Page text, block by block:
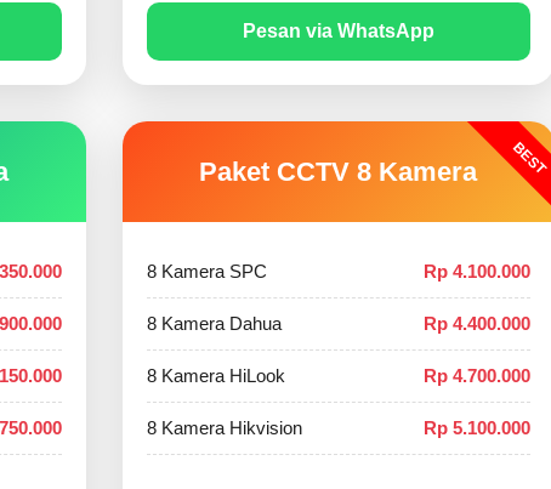
Pesan via WhatsApp
BEST
Paket CCTV 8 Kamera
8 Kamera SPC Rp 4.100.000
8 Kamera Dahua Rp 4.400.000
8 Kamera HiLook Rp 4.700.000
8 Kamera Hikvision Rp 5.100.000